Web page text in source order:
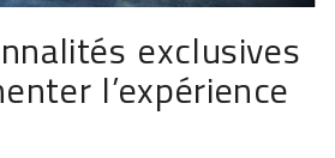
exclusives
l’expérience